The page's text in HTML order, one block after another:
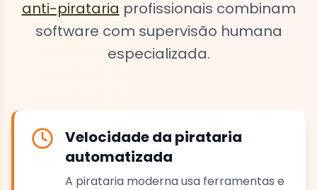
anti-pirataria profissionais combinam
software com supervisão humana
especializada.
Velocidade da pirataria
automatizada
A pirataria moderna usa ferramentas e